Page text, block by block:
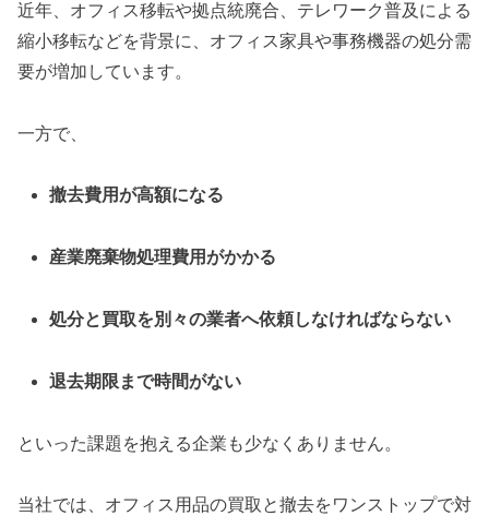
近年、オフィス移転や拠点統廃合、テレワーク普及による
縮小移転などを背景に、オフィス家具や事務機器の処分需
要が増加しています。
一方で、
撤去費用が高額になる
産業廃棄物処理費用がかかる
処分と買取を別々の業者へ依頼しなければならない
退去期限まで時間がない
といった課題を抱える企業も少なくありません。
当社では、オフィス用品の買取と撤去をワンストップで対